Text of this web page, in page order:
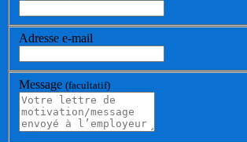
Adresse e-mail
Message (facultatif)